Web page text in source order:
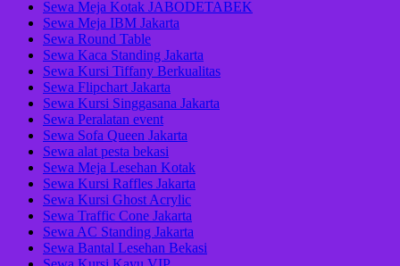
Sewa Meja Kotak JABODETABEK
Sewa Meja IBM Jakarta
Sewa Round Table
Sewa Kaca Standing Jakarta
Sewa Kursi Tiffany Berkualitas
Sewa Flipchart Jakarta
Sewa Kursi Singgasana Jakarta
Sewa Peralatan event
Sewa Sofa Queen Jakarta
Sewa alat pesta bekasi
Sewa Meja Lesehan Kotak
Sewa Kursi Raffles Jakarta
Sewa Kursi Ghost Acrylic
Sewa Traffic Cone Jakarta
Sewa AC Standing Jakarta
Sewa Bantal Lesehan Bekasi